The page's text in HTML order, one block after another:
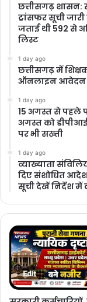
छत्तीसगढ़ शासन:
ट्रांसफर सूची
जताई थी 592 से
लिस्ट
1 day ago
छत्तीसगढ़ में
ऑनलाइन आवेदन
1 day ago
15 अगस्त से पहले
अगस्त को डीपीआई
पर भी सख्ती
1 day ago
​व्याख्याता
दिए संशोधित
सूची देखें निर्देश में